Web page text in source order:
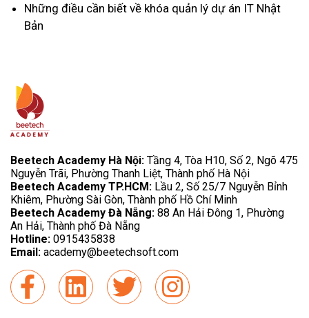
Những điều cần biết về khóa quản lý dự án IT Nhật
Bản
Beetech Academy Hà Nội: Tầng 4, Tòa H10, Số 2, Ngõ 475
Nguyễn Trãi, Phường Thanh Liệt, Thành phố Hà Nội
Beetech Academy TP.HCM: Lầu 2, Số 25/7 Nguyễn Bỉnh
Khiêm, Phường Sài Gòn, Thành phố Hồ Chí Minh
Beetech Academy Đà Nẵng: 88 An Hải Đông 1, Phường
An Hải, Thành phố Đà Nẵng
Hotline: 0915435838
Email: academy@beetechsoft.com